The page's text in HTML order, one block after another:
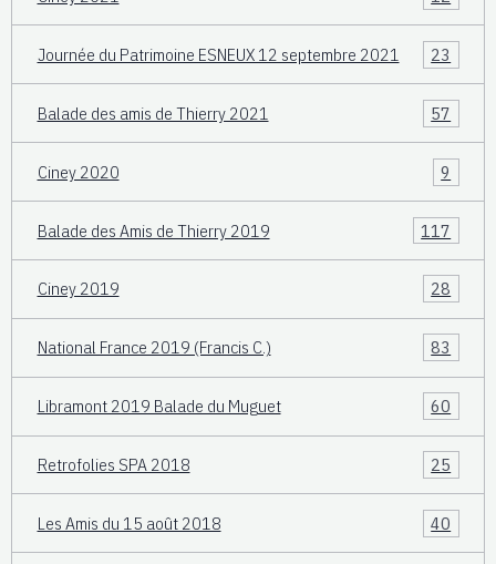
Journée du Patrimoine ESNEUX 12 septembre 2021 23
Balade des amis de Thierry 2021 57
Ciney 2020 9
Balade des Amis de Thierry 2019 117
Ciney 2019 28
National France 2019 (Francis C.) 83
Libramont 2019 Balade du Muguet 60
Retrofolies SPA 2018 25
Les Amis du 15 août 2018 40